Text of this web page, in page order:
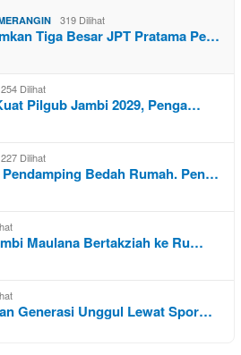
319 Dilihat
Tiga Besar JPT Pratama Pe…
254 Dilihat
Pilgub Jambi 2029, Penga…
227 Dilihat
Bedah Rumah. Pen…
Maulana Bertakziah ke Ru…
Generasi Unggul Lewat Spor…